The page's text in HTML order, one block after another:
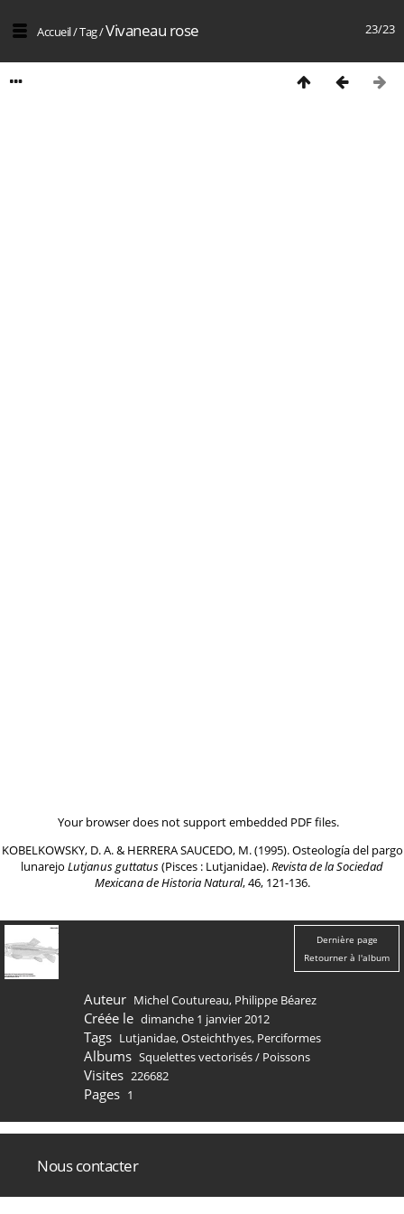
23/23
Accueil/Tag/Vivaneau rose
Your browser does not support embedded PDF files.
KOBELKOWSKY, D. A. & HERRERA SAUCEDO, M. (1995). Osteología del pargo
lunarejo Lutjanus guttatus(Pisces : Lutjanidae).Revista de la Sociedad
Mexicana de Historia Natural, 46, 121-136.
Dernière page
Retourner à l'album
Auteur Michel Coutureau, Philippe Béarez
Créée le dimanche 1 janvier 2012
Tags Lutjanidae,Osteichthyes, Perciformes
Albums Squelettes vectorisés/ Poissons
Visites 226682
Pages 1
Nous contacter